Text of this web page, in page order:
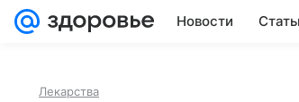
Новости
Лекарства